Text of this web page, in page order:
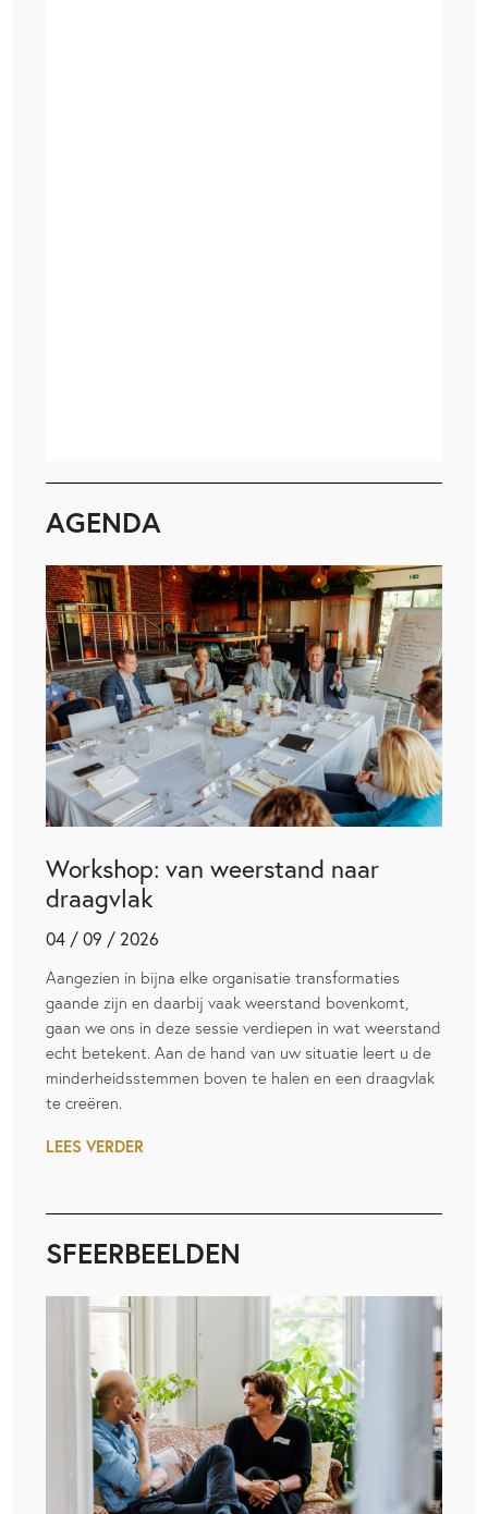
AGENDA
Workshop: van weerstand naar
draagvlak
04 / 09 / 2026
Aangezien in bijna elke organisatie transformaties
gaande zijn en daarbij vaak weerstand bovenkomt,
gaan we ons in deze sessie verdiepen in wat weerstand
echt betekent. Aan de hand van uw situatie leert u de
minderheidsstemmen boven te halen en een draagvlak
te creëren.
LEES VERDER
SFEERBEELDEN